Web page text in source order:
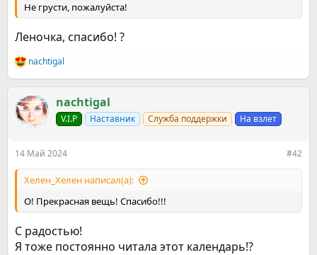
Не грусти, пожалуйста!
Леночка, спасибо! ?
Р
е
к
ц
и
nachtigal
nachtigal
V.I.P Наставник Служба поддержки На взлет
14 Май 2024 #42
Хелен_Хелен написал(а):
О! Прекрасная вещь! Спасибо!!!
С радостью!
Я тоже постоянно читала этот календарь!?